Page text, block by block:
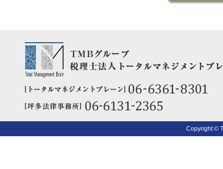
Copyright ©